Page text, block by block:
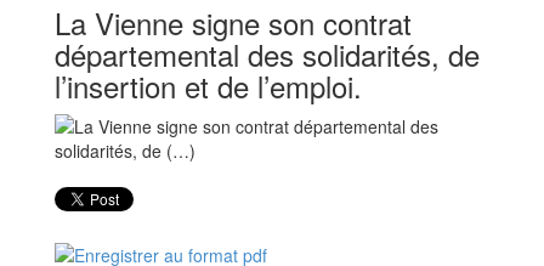
La Vienne signe son contrat
départemental des solidarités, de
l’insertion et de l’emploi.